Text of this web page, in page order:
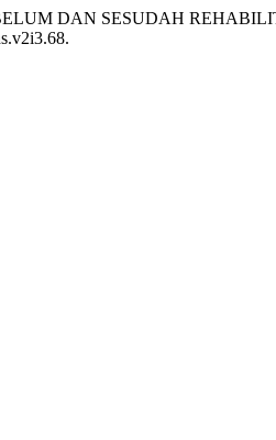
DAN SESUDAH